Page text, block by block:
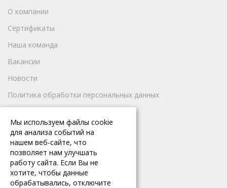
О компании
Сертификаты
Наша команда
Вакансии
Новости
Политика обработки персональных данных
ПРОДУКТЫ И УСЛУГИ
Кассовое оборудование
Продукты
Техподдержка
Мы используем файлы cookie
для анализа событий на
нашем веб-сайте, что
позволяет нам улучшать
работу сайта. Если Вы не
хотите, чтобы данные
обрабатывались, отключите